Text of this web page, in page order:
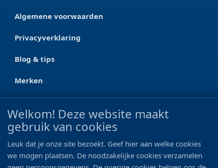
Algemene voorwaarden
Privacyverklaring
Blog & tips
Merken
CONTACT
Ootmarsumseweg 125a
0546 - 622 990
Welkom! Deze website maakt
gebruik van cookies
Leuk dat je onze site bezoekt. Geef hier aan welke cookies
we mogen plaatsen. De noodzakelijke cookies verzamelen